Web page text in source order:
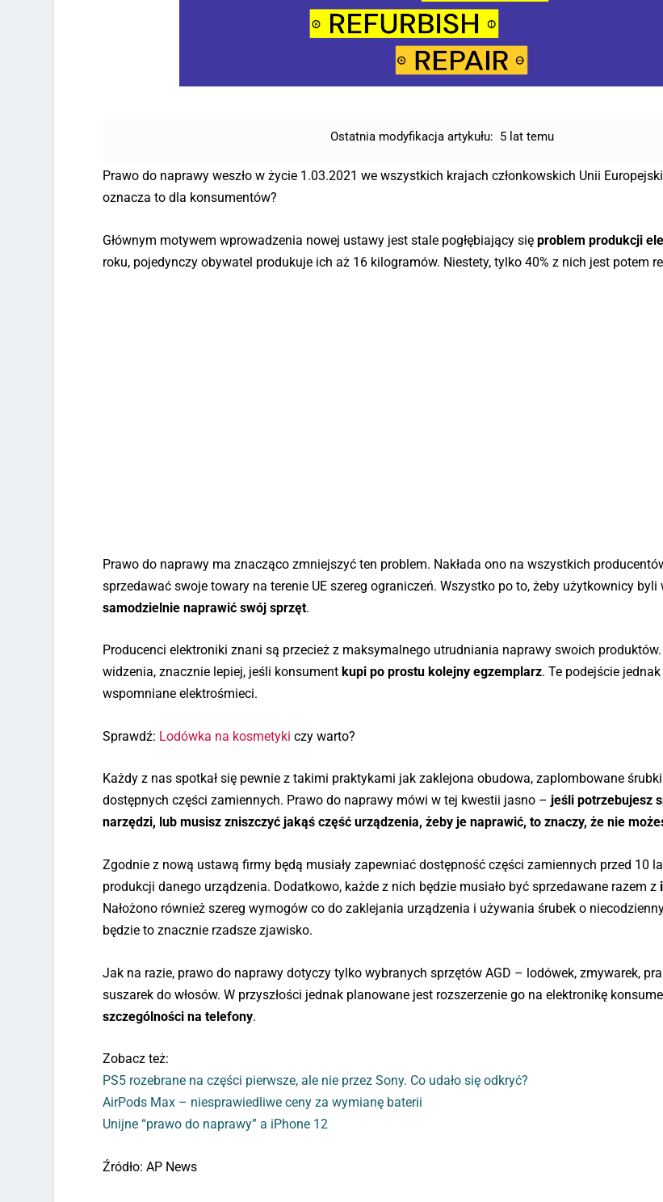
Ostatnia modyfikacja artykułu: 5 lat temu
Prawo do naprawy weszło w życie 1.03.2021 we wszystkich krajach członkowskich Unii
oznacza to dla konsumentów?
Głównym motywem wprowadzenia nowej ustawy jest stale pogłębiający sięproblem produkcji
roku, pojedynczy obywatel produkuje ich aż 16 kilogramów. Niestety, tylko 40% z nich jest potem
Prawo do naprawy ma znacząco zmniejszyć ten problem. Nakłada ono na wszystkich
sprzedawać swoje towary na terenie UE szereg ograniczeń. Wszystko po to, żeby użytkownicy byli
samodzielnie naprawić swój sprzęt.
Producenci elektroniki znani są przecież z maksymalnego utrudniania naprawy swoich
widzenia, znacznie lepiej, jeśli konsument kupi po prostu kolejny egzemplarz. Te podejście
wspomniane elektrośmieci.
Sprawdź: Lodówka na kosmetyki czy warto?
Każdy z nas spotkał się pewnie z takimi praktykami jak zaklejona obudowa, zaplombowane
dostępnych części zamiennych. Prawo do naprawy mówi w tej kwestii jasno – jeśli potrzebujesz
narzędzi, lub musisz zniszczyć jakąś część urządzenia, żeby je naprawić, to znaczy, że nie
Zgodnie z nową ustawą firmy będą musiały zapewniać dostępność części zamiennych przed 10
produkcji danego urządzenia. Dodatkowo, każde z nich będzie musiało być sprzedawane razem z
Nałożono również szereg wymogów co do zaklejania urządzenia i używania śrubek o
będzie to znacznie rzadsze zjawisko.
Jak na razie, prawo do naprawy dotyczy tylko wybranych sprzętów AGD – lodówek, zmywarek,
suszarek do włosów. W przyszłości jednak planowane jest rozszerzenie go na elektronikę
szczególności na telefony.
Zobacz też:
PS5 rozebrane na części pierwsze, ale nie przez Sony. Co udało się odkryć?
AirPods Max – niesprawiedliwe ceny za wymianę baterii
Unijne “prawo do naprawy” a iPhone 12
Źródło: AP News